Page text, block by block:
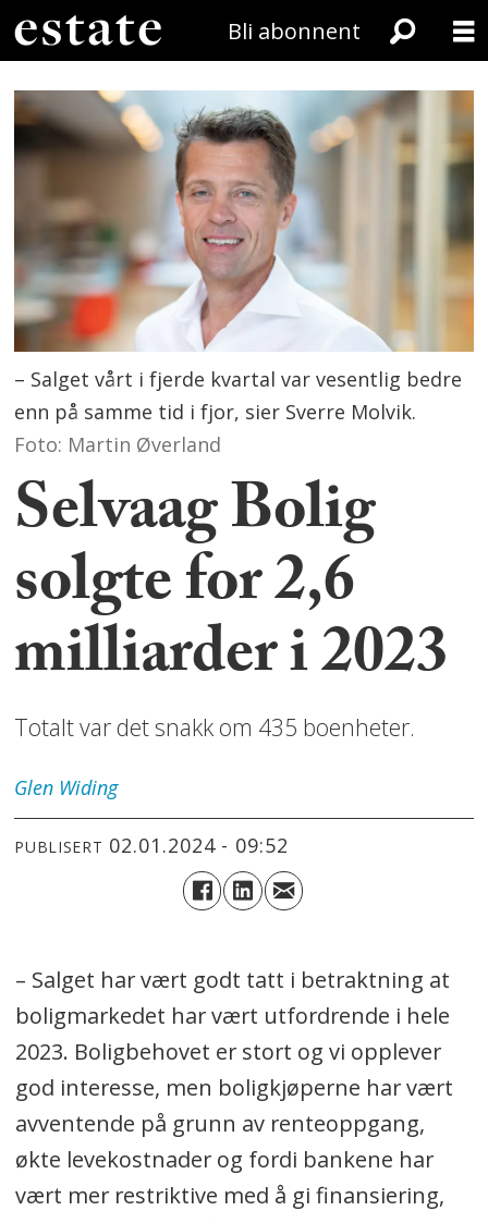
Bli abonnent
– Salget vårt i fjerde kvartal var vesentlig bedre
enn på samme tid i fjor, sier Sverre Molvik.
Foto: Martin Øverland
Selvaag Bolig
solgte for 2,6
milliarder i 2023
Totalt var det snakk om 435 boenheter.
Glen Widing
PUBLISERT 02.01.2024 - 09:52
– Salget har vært godt tatt i betraktning at
boligmarkedet har vært utfordrende i hele
2023. Boligbehovet er stort og vi opplever
god interesse, men boligkjøperne har vært
avventende på grunn av renteoppgang,
økte levekostnader og fordi bankene har
vært mer restriktive med å gi finansiering,